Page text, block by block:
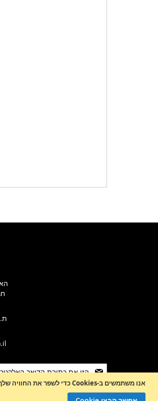
אנו משתמשים ב-Cookies כדי לשפר את החוויה שלך.
Sign
for
Our